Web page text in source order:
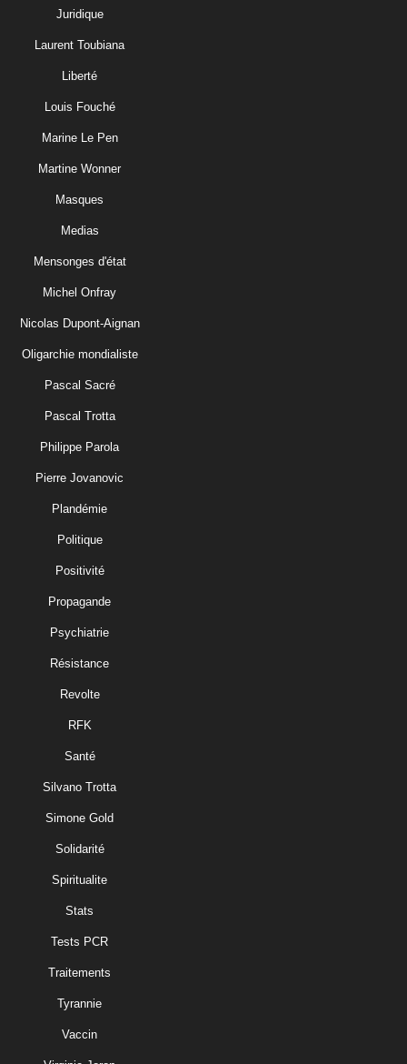
Juridique
Laurent Toubiana
Liberté
Louis Fouché
Marine Le Pen
Martine Wonner
Masques
Medias
Mensonges d'état
Michel Onfray
Nicolas Dupont-Aignan
Oligarchie mondialiste
Pascal Sacré
Pascal Trotta
Philippe Parola
Pierre Jovanovic
Plandémie
Politique
Positivité
Propagande
Psychiatrie
Résistance
Revolte
RFK
Santé
Silvano Trotta
Simone Gold
Solidarité
Spiritualite
Stats
Tests PCR
Traitements
Tyrannie
Vaccin